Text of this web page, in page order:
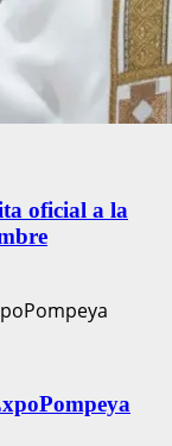
oficial a la